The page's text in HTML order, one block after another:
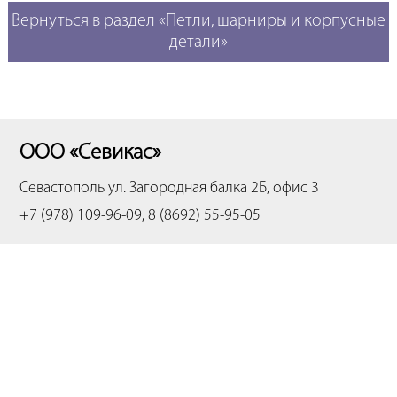
Вернуться в раздел «Петли, шарниры и корпусные
детали»
ООО «Севикас»
Севастополь ул. Загородная балка 2Б, офис 3
+7 (978) 109-96-09, 8 (8692) 55-95-05